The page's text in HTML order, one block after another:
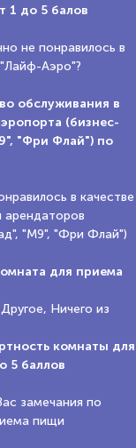
1 до 5 балов
не понравилось в
Аэро"?
обслуживания в
(бизнес-
"Фри Флай") по
в качестве
арендаторов
"М9", "Фри Флай")
для приема
Ничего из
комнаты для
5 баллов
замечания по
пищи